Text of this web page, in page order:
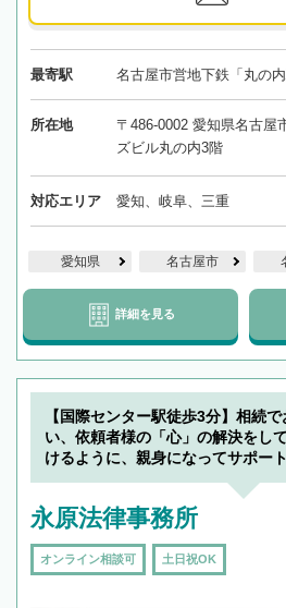
最寄駅 名古屋市営地下鉄「丸の
所在地
〒486-0002 愛知県名古屋
ズビル丸の内3階
対応エリア 愛知、岐阜、三重
愛知県 名古屋市
詳細を見る
【国際センター駅徒歩3分】相続
い、依頼者様の「心」の解決をし
けるように、親身になってサポー
永原法律事務所
オンライン相談可 土日祝OK